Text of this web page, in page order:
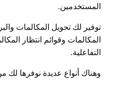
المستخدمين.
توفير لك تحويل المكالمات
المكالمات وقوائم انتظار
التفاعلية.
وهناك أنواع عديدة نوفرها لك